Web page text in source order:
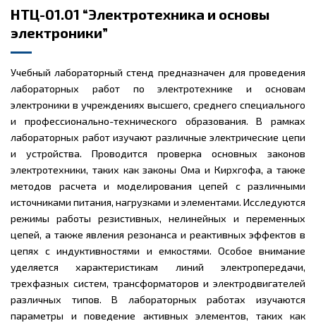
НТЦ-01.01 “Электротехника и основы
электроники”
Учебный лабораторный стенд предназначен для проведения
лабораторных работ по электротехнике и основам
электроники в учреждениях высшего, среднего специального
и профессионально-технического образования. В рамках
лабораторных работ изучают различные электрические цепи
и устройства. Проводится проверка основных законов
электротехники, таких как законы Ома и Кирхгофа, а также
методов расчета и моделирования цепей с различными
источниками питания, нагрузками и элементами. Исследуются
режимы работы резистивных, нелинейных и переменных
цепей, а также явления резонанса и реактивных эффектов в
цепях с индуктивностями и емкостями. Особое внимание
уделяется характеристикам линий электропередачи,
трехфазных систем, трансформаторов и электродвигателей
различных типов. В лабораторных работах изучаются
параметры и поведение активных элементов, таких как